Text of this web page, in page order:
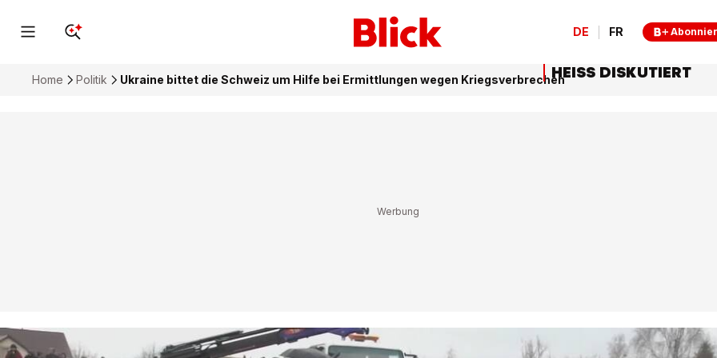
DE FR
Home Politik Ukraine bittet die Schweiz um Hilfe bei Ermittlungen wegen KriegsverbrechenHEISS DISKUTIERT